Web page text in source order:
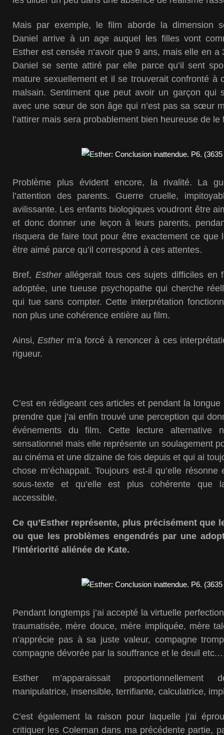
Mais par exemple, le film aborde la dimension
Daniel arrive à un age auquel les filles vont
Esther est censée n’avoir que 9 ans, mais elle en
Daniel se sente attiré par elle parce qu’il sent
mature sexuellement et il se trouverait confronté à
malsain. Sentiment que peut avoir un garçon qui
avec une sœur de son âge qui n’est pas sa sœur
l’attirer mais sera probablement bien heureuse de le
Problème plus évident encore, la rivalité. La
l’attention des parents. Guerre cruelle,
avilissante. Les enfants biologiques voudront être
et donc donner une leçon à leurs parents,
risquera de faire tout pour être exactement ce que
être aimé parce qu’il correspond à ces attentes.
Bref, Estherallégerait tous ces sujets difficiles en
adoptée, une tueuse psychopathe qui cherche
qui tue sans compter. Cette interprétation
non plus une cohérence entière au film.
Ainsi,Estherm’a forcé à renoncer à ces
rigueur.
C’est en rédigeant ces articles et pendant la
prendre que j’ai enfin trouvé une perception qui
événements du film. Cette lecture
sensationnel mais elle représente un soulagement
au cinéma et une dizaine de fois depuis et qui ai
chose m’échappait. Toujours est-il qu’elle
sous-texte et qu’elle est plus cohérente que
accessible.
Ce qu’Esther représente, plus précisément que
ou que les problèmes engendrés par une
l’intériorité aliénée de Kate.
Pendant longtemps j’ai accepté la virtuelle
traumatisée, mère douce, mère impliquée, mère
n’apprécie pas à sa juste valeur, compagne
compagne dévorée par la souffrance et le deuil
Esther m’apparaissait proportionnellement
manipulatrice, insensible, terrifiante, calculatrice,
C’est également la raison pour laquelle j’ai
critiquer les Coleman dans ma précédente partie,